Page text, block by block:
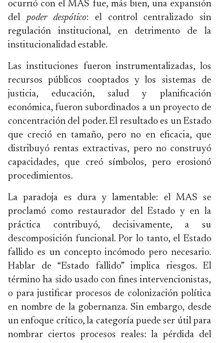
ocurrió con el MAS fue, más bien, una expansión
del poder despótico: el control centralizado sin
regulación institucional, en detrimento de la
institucionalidad estable.
Las instituciones fueron instrumentalizadas, los
recursos públicos cooptados y los sistemas de
justicia, educación, salud y planificación
económica, fueron subordinados a un proyecto de
concentración del poder. El resultado es un Estado
que creció en tamaño, pero no en eficacia, que
distribuyó rentas extractivas, pero no construyó
capacidades, que creó símbolos, pero erosionó
procedimientos.
La paradoja es dura y lamentable: el MAS se
proclamó como restaurador del Estado y en la
práctica contribuyó, decisivamente, a su
descomposición funcional. Por lo tanto, el Estado
fallido es un concepto incómodo pero necesario.
Hablar de “Estado fallido” implica riesgos. El
término ha sido usado con fines intervencionistas,
o para justificar procesos de colonización política
en nombre de la gobernanza. Sin embargo, desde
un enfoque crítico, la categoría puede ser útil para
nombrar ciertos procesos reales: la pérdida del